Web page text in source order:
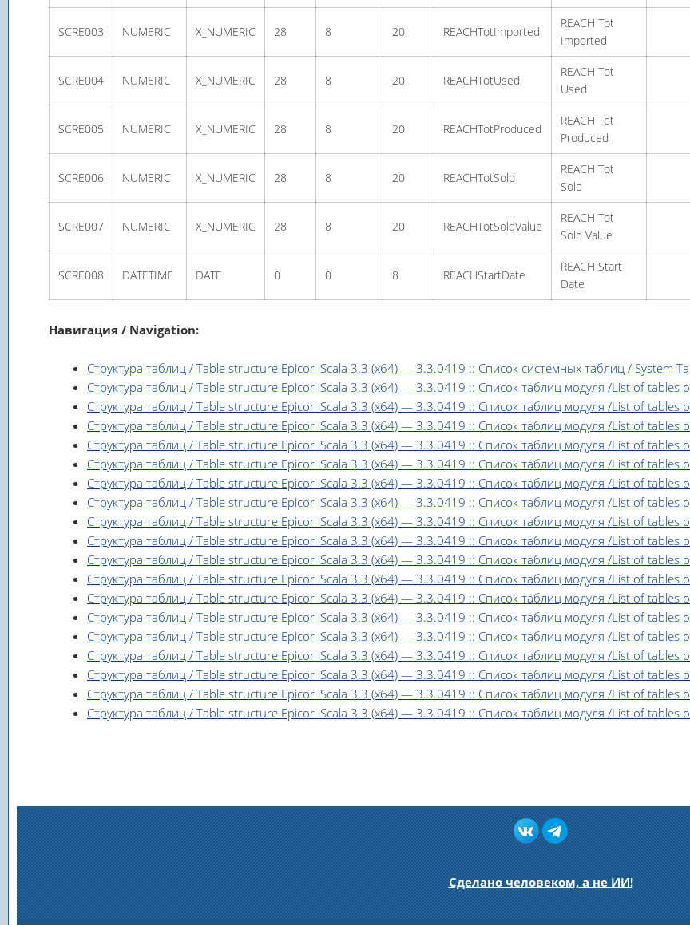
SCRE003 NUMERIC X_NUMERIC 28 8 20 REACHTotImported
REACH Tot
Imported
SCRE004 NUMERIC X_NUMERIC 28 8 20 REACHTotUsed
REACH Tot
Used
SCRE005 NUMERIC X_NUMERIC 28 8 20 REACHTotProduced
REACH Tot
Produced
SCRE006 NUMERIC X_NUMERIC 28 8 20 REACHTotSold
REACH Tot
Sold
SCRE007 NUMERIC X_NUMERIC 28 8 20 REACHTotSoldValue
REACH Tot
Sold Value
SCRE008 DATETIME DATE 0 0 8 REACHStartDate
REACH Start
Date
Навигация / Navigation:
Структура таблиц / Table structure Epicor iScala 3.3 (x64) — 3.3.0419 :: Список системных таблиц / System
Структура таблиц / Table structure Epicor iScala 3.3 (x64) — 3.3.0419 :: Список таблиц модуля /List of tables
Структура таблиц / Table structure Epicor iScala 3.3 (x64) — 3.3.0419 :: Список таблиц модуля /List of tables
Структура таблиц / Table structure Epicor iScala 3.3 (x64) — 3.3.0419 :: Список таблиц модуля /List of tables
Структура таблиц / Table structure Epicor iScala 3.3 (x64) — 3.3.0419 :: Список таблиц модуля /List of tables
Структура таблиц / Table structure Epicor iScala 3.3 (x64) — 3.3.0419 :: Список таблиц модуля /List of tables
Структура таблиц / Table structure Epicor iScala 3.3 (x64) — 3.3.0419 :: Список таблиц модуля /List of tables
Структура таблиц / Table structure Epicor iScala 3.3 (x64) — 3.3.0419 :: Список таблиц модуля /List of tables
Структура таблиц / Table structure Epicor iScala 3.3 (x64) — 3.3.0419 :: Список таблиц модуля /List of tables
Структура таблиц / Table structure Epicor iScala 3.3 (x64) — 3.3.0419 :: Список таблиц модуля /List of tables
Структура таблиц / Table structure Epicor iScala 3.3 (x64) — 3.3.0419 :: Список таблиц модуля /List of tables
Структура таблиц / Table structure Epicor iScala 3.3 (x64) — 3.3.0419 :: Список таблиц модуля /List of tables
Структура таблиц / Table structure Epicor iScala 3.3 (x64) — 3.3.0419 :: Список таблиц модуля /List of tables
Структура таблиц / Table structure Epicor iScala 3.3 (x64) — 3.3.0419 :: Список таблиц модуля /List of tables
Структура таблиц / Table structure Epicor iScala 3.3 (x64) — 3.3.0419 :: Список таблиц модуля /List of tables
Структура таблиц / Table structure Epicor iScala 3.3 (x64) — 3.3.0419 :: Список таблиц модуля /List of tables
Структура таблиц / Table structure Epicor iScala 3.3 (x64) — 3.3.0419 :: Список таблиц модуля /List of tables
Структура таблиц / Table structure Epicor iScala 3.3 (x64) — 3.3.0419 :: Список таблиц модуля /List of tables
Структура таблиц / Table structure Epicor iScala 3.3 (x64) — 3.3.0419 :: Список таблиц модуля /List of tables
Сделано человеком, а не ИИ!